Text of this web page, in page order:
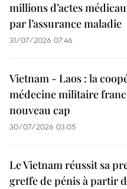
millions d’actes
par l’assurance maladie
31/07/2026 07:46
Vietnam - Laos : la
médecine militaire
nouveau cap
30/07/2026 03:05
Le Vietnam réussit sa
greffe de pénis à partir